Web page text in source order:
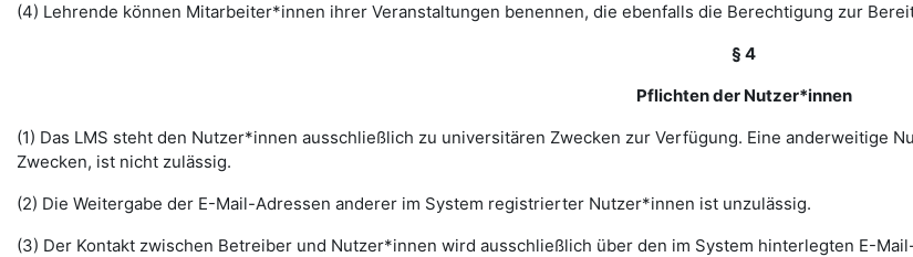
(4) Lehrende können Mitarbeiter*innen ihrer Veranstaltungen benennen, die ebenfalls die Berechtigung zur
§ 4
Pflichten der Nutzer*innen
(1) Das LMS steht den Nutzer*innen ausschließlich zu universitären Zwecken zur Verfügung. Eine anderweitige
Zwecken, ist nicht zulässig.
(2) Die Weitergabe der E-Mail-Adressen anderer im System registrierter Nutzer*innen ist unzulässig.
(3) Der Kontakt zwischen Betreiber und Nutzer*innen wird ausschließlich über den im System hinterlegten E-